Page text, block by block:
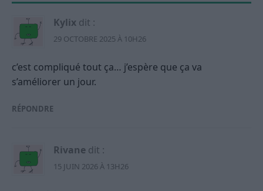
Kylix dit :
29 OCTOBRE 2025 À 10H26
c’est compliqué tout ça… j’espère que ça va
s’améliorer un jour.
RÉPONDRE
Rivane dit :
15 JUIN 2026 À 13H26